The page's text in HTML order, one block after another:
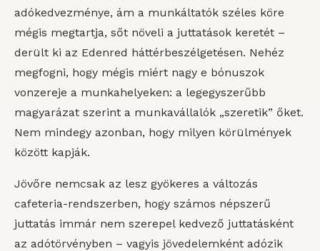
adókedvezménye, ám a munkáltatók széles köre
mégis megtartja, sőt növeli a juttatások keretét –
derült ki az Edenred háttérbeszélgetésen. Nehéz
megfogni, hogy mégis miért nagy e bónuszok
vonzereje a munkahelyeken: a legegyszerűbb
magyarázat szerint a munkavállalók „szeretik” őket.
Nem mindegy azonban, hogy milyen körülmények
között kapják.
Jövőre nemcsak az lesz gyökeres a változás
cafeteria-rendszerben, hogy számos népszerű
juttatás immár nem szerepel kedvező juttatásként
az adótörvényben – vagyis jövedelemként adózik